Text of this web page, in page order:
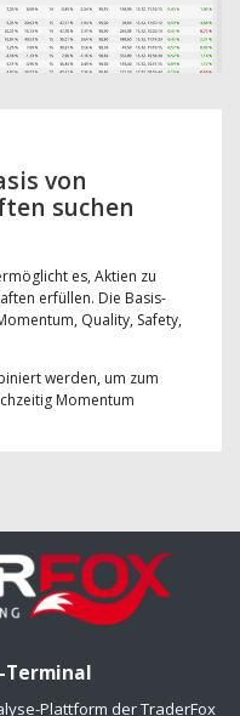
von
suchen
es, Aktien zu
erfüllen. Die Basis-
Quality, Safety,
werden, um zum
Momentum
Terminal
Plattform der TraderFox